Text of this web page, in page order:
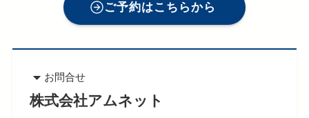
ご予約はこちらから
お問合せ
株式会社アムネット